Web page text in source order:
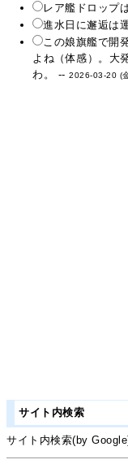
レア艦ドロップ
進水日に邂逅は
この娘旗艦で開
よね（体感）。大
わ。 --2026-03-20 (
サイト内検索
サイト内検索(by